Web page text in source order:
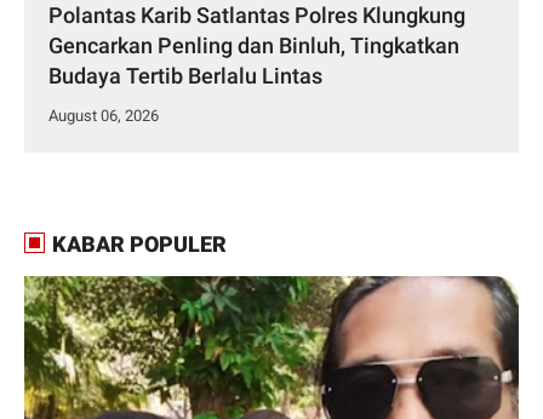
Polantas Karib Satlantas Polres Klungkung
Gencarkan Penling dan Binluh, Tingkatkan
Budaya Tertib Berlalu Lintas
August 06, 2026
KABAR POPULER